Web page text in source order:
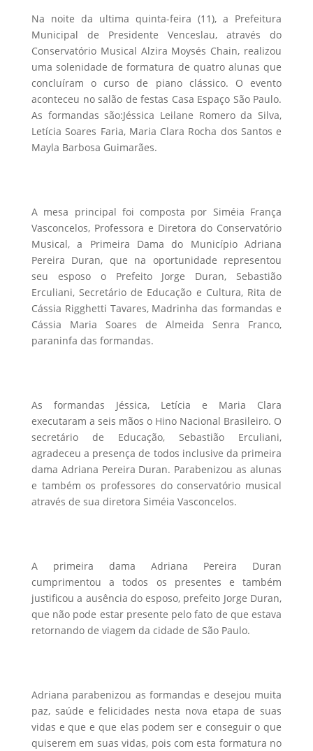
Na noite da ultima quinta-feira (11), a Prefeitura
Municipal de Presidente Venceslau, através do
Conservatório Musical Alzira Moysés Chain, realizou
uma solenidade de formatura de quatro alunas que
concluíram o curso de piano clássico. O evento
aconteceu no salão de festas Casa Espaço São Paulo.
As formandas são:Jéssica Leilane Romero da Silva,
Letícia Soares Faria, Maria Clara Rocha dos Santos e
Mayla Barbosa Guimarães.
A mesa principal foi composta por Siméia França
Vasconcelos, Professora e Diretora do Conservatório
Musical, a Primeira Dama do Município Adriana
Pereira Duran, que na oportunidade representou
seu esposo o Prefeito Jorge Duran, Sebastião
Erculiani, Secretário de Educação e Cultura, Rita de
Cássia Rigghetti Tavares, Madrinha das formandas e
Cássia Maria Soares de Almeida Senra Franco,
paraninfa das formandas.
As formandas Jéssica, Letícia e Maria Clara
executaram a seis mãos o Hino Nacional Brasileiro. O
secretário de Educação, Sebastião Erculiani,
agradeceu a presença de todos inclusive da primeira
dama Adriana Pereira Duran. Parabenizou as alunas
e também os professores do conservatório musical
através de sua diretora Siméia Vasconcelos.
A primeira dama Adriana Pereira Duran
cumprimentou a todos os presentes e também
justificou a ausência do esposo, prefeito Jorge Duran,
que não pode estar presente pelo fato de que estava
retornando de viagem da cidade de São Paulo.
Adriana parabenizou as formandas e desejou muita
paz, saúde e felicidades nesta nova etapa de suas
vidas e que e que elas podem ser e conseguir o que
quiserem em suas vidas, pois com esta formatura no